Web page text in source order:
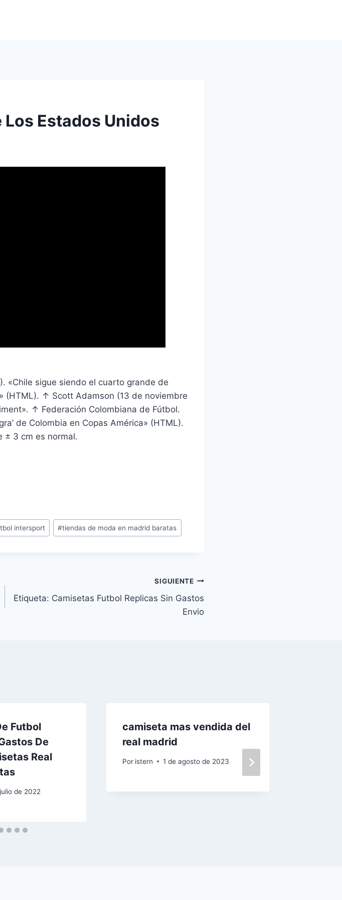
Estados Unidos
«Chile sigue siendo el cuarto grande de
(HTML). ↑ Scott Adamson (13 de noviembre
↑ Federación Colombiana de Fútbol.
de Colombia en Copas América» (HTML).
± 3 cm es normal.
intersport #tiendas de moda en madrid baratas
SIGUIENTE
Etiqueta: Camisetas Futbol Replicas Sin Gastos
Envio
Futbol
De
Real
de 2022
camiseta mas vendida del
real madrid
Por istern 1 de agosto de 2023